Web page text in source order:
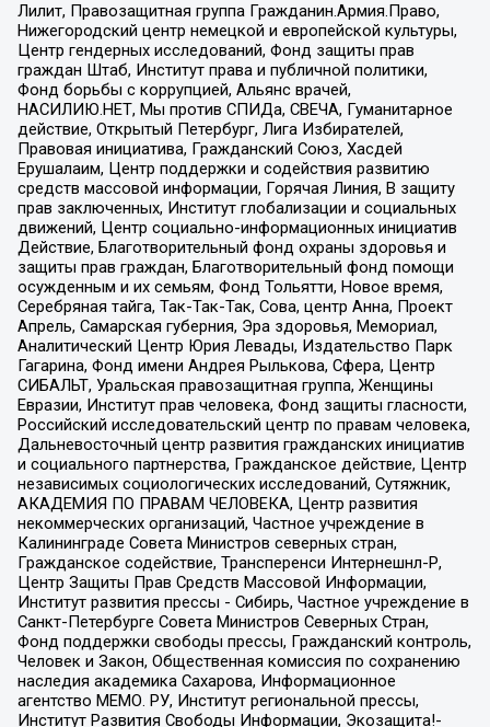
Лилит, Правозащитная группа Гражданин.Армия.Право,
Нижегородский центр немецкой и европейской культуры,
Центр гендерных исследований, Фонд защиты прав
граждан Штаб, Институт права и публичной политики,
Фонд борьбы с коррупцией, Альянс врачей,
НАСИЛИЮ.НЕТ, Мы против СПИДа, СВЕЧА, Гуманитарное
действие, Открытый Петербург, Лига Избирателей,
Правовая инициатива, Гражданский Союз, Хасдей
Ерушалаим, Центр поддержки и содействия развитию
средств массовой информации, Горячая Линия, В защиту
прав заключенных, Институт глобализации и социальных
движений, Центр социально-информационных инициатив
Действие, Благотворительный фонд охраны здоровья и
защиты прав граждан, Благотворительный фонд помощи
осужденным и их семьям, Фонд Тольятти, Новое время,
Серебряная тайга, Так-Так-Так, Сова, центр Анна, Проект
Апрель, Самарская губерния, Эра здоровья, Мемориал,
Аналитический Центр Юрия Левады, Издательство Парк
Гагарина, Фонд имени Андрея Рылькова, Сфера, Центр
СИБАЛЬТ, Уральская правозащитная группа, Женщины
Евразии, Институт прав человека, Фонд защиты гласности,
Российский исследовательский центр по правам человека,
Дальневосточный центр развития гражданских инициатив
и социального партнерства, Гражданское действие, Центр
независимых социологических исследований, Сутяжник,
АКАДЕМИЯ ПО ПРАВАМ ЧЕЛОВЕКА, Центр развития
некоммерческих организаций, Частное учреждение в
Калининграде Совета Министров северных стран,
Гражданское содействие, Трансперенси Интернешнл-Р,
Центр Защиты Прав Средств Массовой Информации,
Институт развития прессы - Сибирь, Частное учреждение в
Санкт-Петербурге Совета Министров Северных Стран,
Фонд поддержки свободы прессы, Гражданский контроль,
Человек и Закон, Общественная комиссия по сохранению
наследия академика Сахарова, Информационное
агентство МЕМО. РУ, Институт региональной прессы,
Институт Развития Свободы Информации, Экозащита!-